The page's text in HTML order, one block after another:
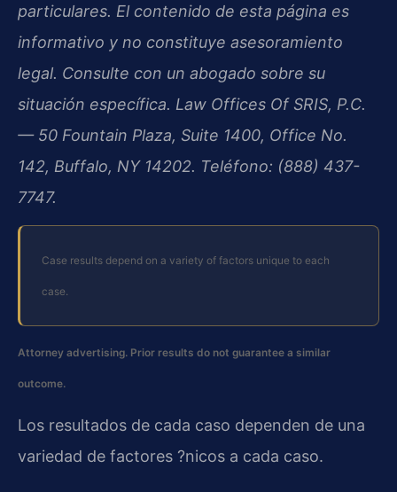
particulares. El contenido de esta página es
informativo y no constituye asesoramiento
legal. Consulte con un abogado sobre su
situación específica. Law Offices Of SRIS, P.C.
— 50 Fountain Plaza, Suite 1400, Office No.
142, Buffalo, NY 14202. Teléfono: (888) 437-
7747.
Case results depend on a variety of factors unique to each
case.
Attorney advertising. Prior results do not guarantee a similar
outcome.
Los resultados de cada caso dependen de una
variedad de factores ?nicos a cada caso.